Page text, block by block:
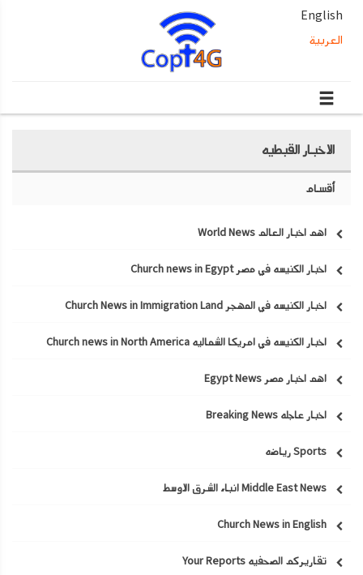
English
العربية
الاخبار القبطيه
أقسام
اهم اخبار العالم World News
اخبار الكنيسه في مصر Church news in Egypt
اخبار الكنيسه في المهجر Church News in Immigration Land
اخبار الكنيسه في امريكا الشماليه Church news in North America
اهم اخبار مصر Egypt News
اخبار عاجله Breaking News
Sports رياضه
Middle East News انباء الشرق الاوسط
Church News in English
تقاريركم الصحفيه Your Reports